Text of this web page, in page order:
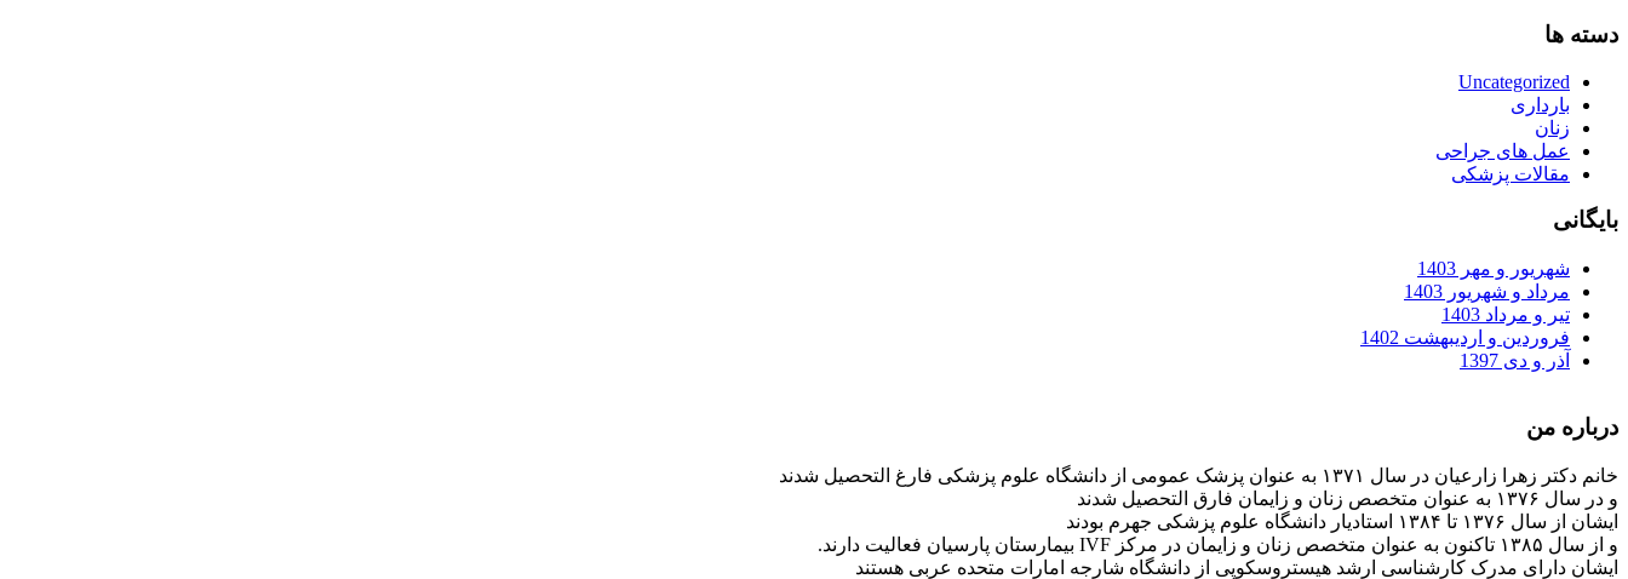
دسته ها
Uncategorized
بارداری
زنان
عمل های جراحی
مقالات پزشکی
بایگانی
شهریور و مهر 1403
مرداد و شهریور 1403
تیر و مرداد 1403
فروردین و اردیبهشت 1402
آذر و دی 1397
درباره من
خانم دکتر زهرا زارعیان در سال ۱۳۷۱ به عنوان پزشک عمومی از دانشگاه علوم پزشکی فارغ التحصیل شدند
و در سال ۱۳۷۶ به عنوان متخصص زنان و زایمان فارق التحصیل شدند
ایشان از سال ۱۳۷۶ تا ۱۳۸۴ استادیار دانشگاه علوم پزشکی جهرم بودند
و از سال ۱۳۸۵ تاکنون به عنوان متخصص زنان و زایمان در مرکز IVF بیمارستان پارسیان فعالیت دارند.
ایشان دارای مدرک کارشناسی ارشد هیستروسکوپی از دانشگاه شارجه امارات متحده عربی هستند